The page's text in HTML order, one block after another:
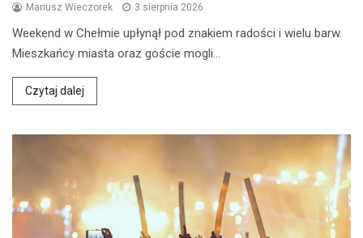
Mariusz Wieczorek 3 sierpnia 2026
Weekend w Chełmie upłynął pod znakiem radości i wielu barw.
Mieszkańcy miasta oraz goście mogli…
Czytaj dalej